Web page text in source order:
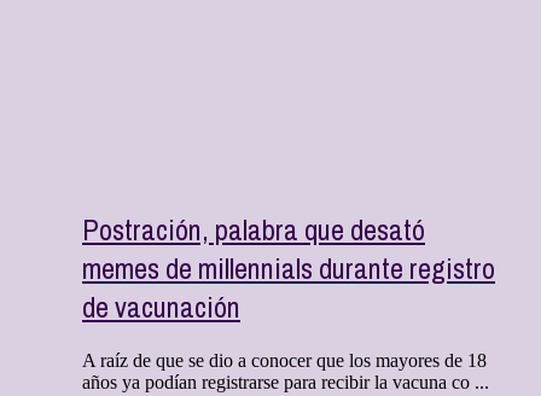
Postración, palabra que desató
memes de millennials durante registro
de vacunación
A raíz de que se dio a conocer que los mayores de 18
años ya podían registrarse para recibir la vacuna co ...